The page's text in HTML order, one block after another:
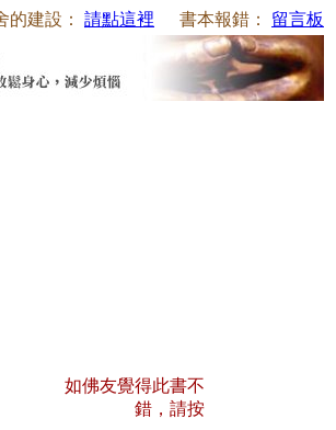
建設： 請點這裡 書本報錯： 留言板
如佛友覺得此書不
錯，請按